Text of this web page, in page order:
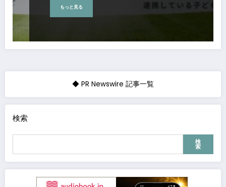
もっと見る
◆ PR Newswire 記事一覧
検索
検
索